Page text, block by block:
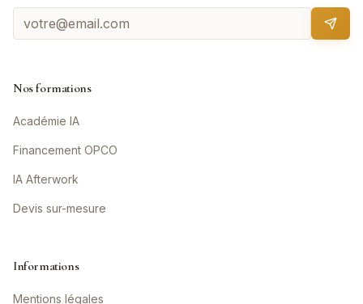
Nos formations
Académie IA
Financement OPCO
IA Afterwork
Devis sur-mesure
Informations
Mentions légales